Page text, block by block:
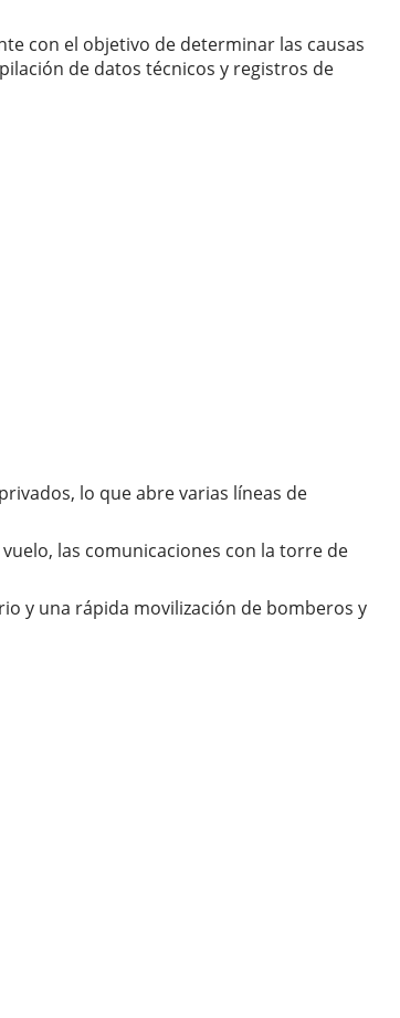
con el objetivo de determinar las causas
de datos técnicos y registros de
lo que abre varias líneas de
las comunicaciones con la torre de
y una rápida movilización de bomberos y